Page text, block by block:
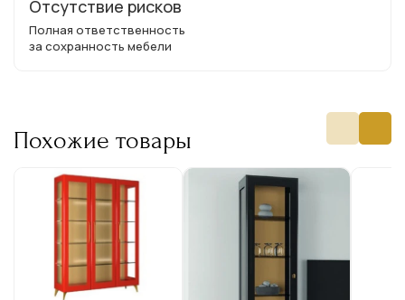
Отсутствие рисков
Полная ответственность
за сохранность мебели
Похожие товары